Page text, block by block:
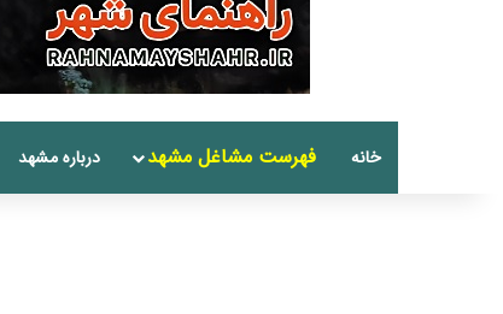
خانه فهرست مشاغل مشهد درباره مشهد